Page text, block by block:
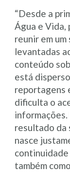
“Desde a
Água e Vida,
reunir em
levantadas
conteúdo
está
reportagens
dificulta o
informações.
resultado da
nasce
também